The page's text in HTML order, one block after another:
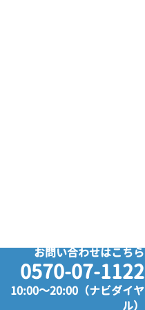
お問い合わせはこちら
0570-07-1122
10:00～20:00（ナビダイヤ
ル）